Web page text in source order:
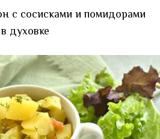
с сосисками и помидорами
в духовке